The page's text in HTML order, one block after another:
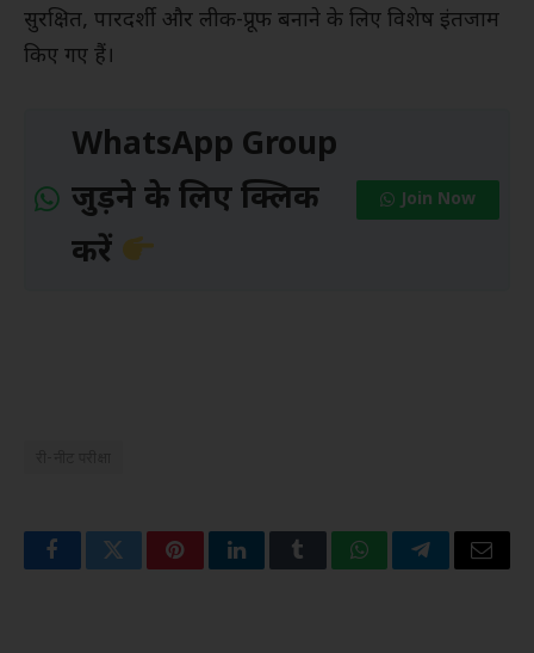
सुरक्षित, पारदर्शी और लीक-प्रूफ बनाने के लिए विशेष इंतजाम
किए गए हैं।
WhatsApp Group
जुड़ने के लिए क्लिक
करें
Join Now
FacebookTwitterPinterestLinkedInTumblrWhatsAppTelegramEmail